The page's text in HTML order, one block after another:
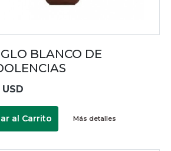
BLANCO DE
al Carrito Más detalles